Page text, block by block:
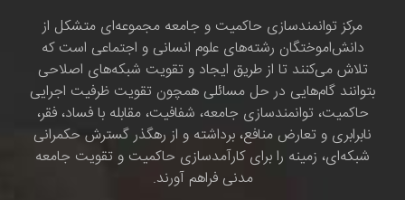
مرکز توانمندسازی حاکمیت و جامعه مجموعه‌ای متشکل از
دانش‌اموختگان رشته‌های علوم انسانی و اجتماعی است که
تلاش می‌کنند تا از طریق ایجاد و تقویت شبکه‌های اصلاحی
بتوانند گام‌هایی در حل مسائلی همچون تقویت ظرفیت اجرایی
حاکمیت، توانمندسازی جامعه، شفافیت، مقابله با فساد، فقر،
نابرابری و تعارض منافع، برداشته و از رهگذر گسترش حکمرانی
شبکه‌ای، زمینه را برای کارآمدسازی حاکمیت و تقویت جامعه
مدنی فراهم آورند.